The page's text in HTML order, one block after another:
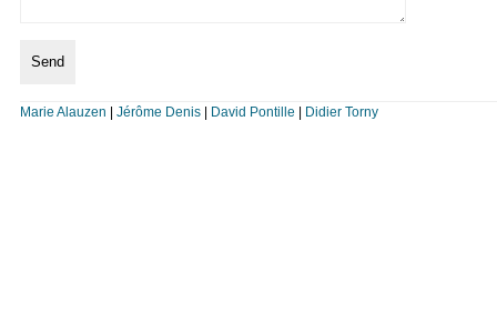
Marie Alauzen Jérôme Denis| David Pontille Didier Torny